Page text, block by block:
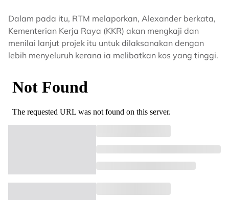
Dalam pada itu, RTM melaporkan, Alexander berkata,
Kementerian Kerja Raya (KKR) akan mengkaji dan
menilai lanjut projek itu untuk dilaksanakan dengan
lebih menyeluruh kerana ia melibatkan kos yang tinggi.